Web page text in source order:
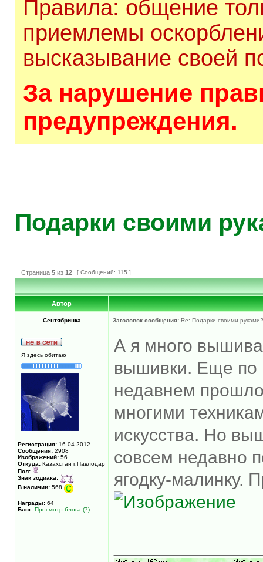
Правила: общение
приемлемы
высказывание своей
За нарушение
предупреждения.
Подарки своими
Страница 5 из 12 [ Сообщений: 115 ]
Автор
Сентябринка Заголовок сообщения: Re: Подарки своими руками?
Я здесь обитаю
Регистрация: 16.04.2012
Сообщения: 2908
Изображений: 56
Откуда: Казахстан г.Павлодар
Пол:
Знак зодиака:
В наличии: 568
Награды: 64
Блог: Просмотр блога (7)
А я много
вышивки. Еще по
недавнем
многими
искусства. Но
совсем недавно
ягодку-малинку.